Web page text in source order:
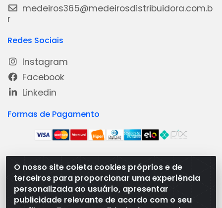
O nosso site coleta cookies próprios e de
terceiros para proporcionar uma experiência
personalizada ao usuário, apresentar
publicidade relevante de acordo com o seu
medeiros365@medeirosdistribuidora.com.b
r
Redes Sociais
Instagram
Facebook
Linkedin
Formas de Pagamento
Medeiros Distribuidora - Rua Dias Carneiro, 1977 -
Ramal, Bacabal/MA - CEP 65.700-000 - CNPJ
08.474.030/0001-41